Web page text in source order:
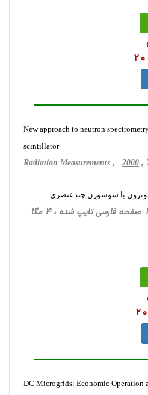
New approach to neutron
scintillator
Radiation Measurements , 2000 ,
با سوسوزن چندعنصری
، مهندسی برق الکترونیک، 19 صفحه فارسی تایپ شده ، 4 مگا
DC Microgrids: Economic Operation